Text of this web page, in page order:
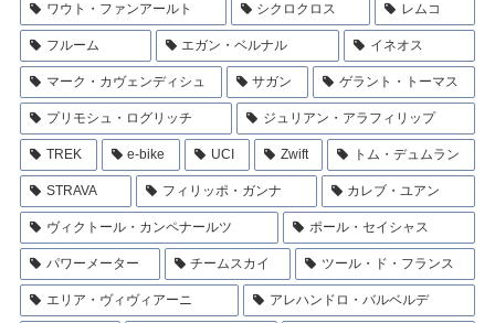
ワウト・ファンアールト シクロクロス レムコ
フルーム エガン・ベルナル イネオス
マーク・カヴェンディシュ サガン ゲラント・トーマス
プリモシュ・ログリッチ ジュリアン・アラフィリップ
TREK e-bike UCI Zwift トム・デュムラン
STRAVA フィリッポ・ガンナ カレブ・ユアン
ヴィクトール・カンペナールツ ポール・セイシャス
パワーメーター チームスカイ ツール・ド・フランス
エリア・ヴィヴィアーニ アレハンドロ・バルベルデ